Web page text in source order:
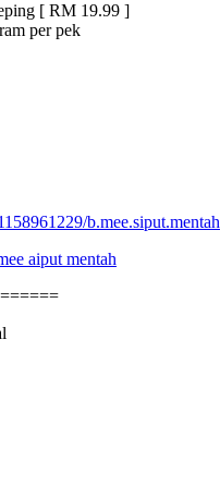
[ RM 19.99 ]
per pek
b.mee.siput.mentah